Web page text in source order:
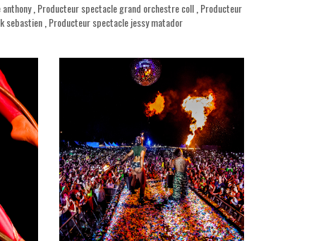
, Producteur spectacle grand orchestre coll Producteur
sebastien Producteur spectacle jessy matador